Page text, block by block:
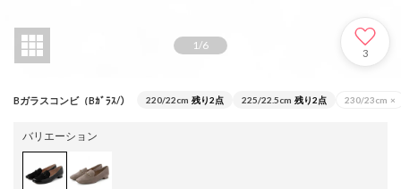
1/6
3
Bガラスコンビ（Bｶﾞﾗｽ/） 220/22cm 残り2点 225/22.5cm 残り2点 230/23cm ×
バリエーション